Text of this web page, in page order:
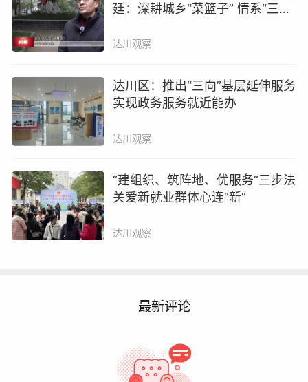
区人大代表 程红
这次到社区来走访，就是想了解下你们
议和想法？
2023年，我在群众罗华莉处了解到，她常年
廷：深耕城乡“菜篮子” 情系“三农”
达川观察
达川区：推出“三向”基层延伸服务
实现政务服务就近能办
达川观察
“建组织、筑阵地、优服务”三步法
关爱新就业群体心连“新”
达川观察
最新评论